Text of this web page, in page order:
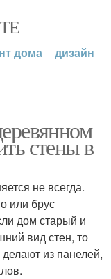
дома дизайн
стены в
не всегда.
или брус
дом старый и
вид стен, то
из панелей,